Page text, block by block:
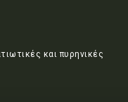
και πυρηνικές